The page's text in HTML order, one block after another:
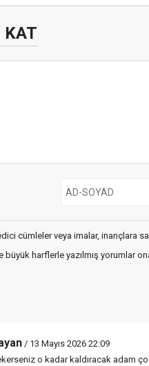
KAT
cümleler veya imalar, inançlara
büyük harflerle yazılmış yorumlar
/ 13 Mayıs 2026 22:09
o kadar kaldıracak adam